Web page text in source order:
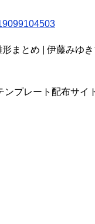
まとめ | 伊藤みゆ
プレート配布サイ